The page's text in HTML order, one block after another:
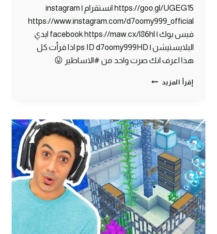
https://goo.gl/UGEG15 انستقرام | instagram
https://www.instagram.com/d7oomy999_official
فيس بوك | facebook https://maw.cx/l86hl ايدي
البلايستيشن | ps ID d7oomy999HD اذا قرأت كل
هذا اعرف انك صرت واحد من #الاساطير 😛
إقرأ المزيد ماين
سويت
مخزن
اوتوماتيكي
!